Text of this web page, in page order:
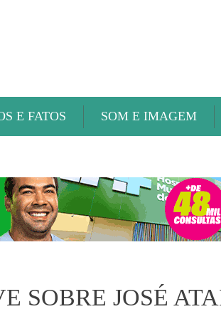
E FATOS SOM E IMAGEM
SOBRE JOSÉ